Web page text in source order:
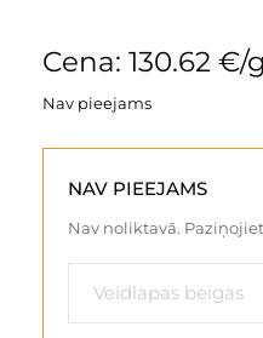
Cena: 130.62 €/
Nav pieejams
NAV PIEEJAMS
Nav noliktavā.